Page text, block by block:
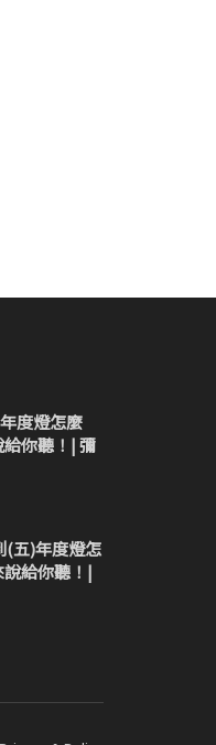
度燈怎麼
你聽！| 彌
(五)年度燈怎
給你聽！|